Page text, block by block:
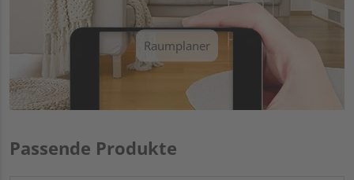
Raumplaner
Passende Produkte